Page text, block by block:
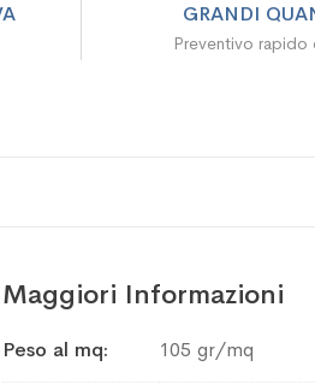
GRANDI
Preventivo rapido
Maggiori Informazioni
Informazioni
Peso al mq 105 gr/mq